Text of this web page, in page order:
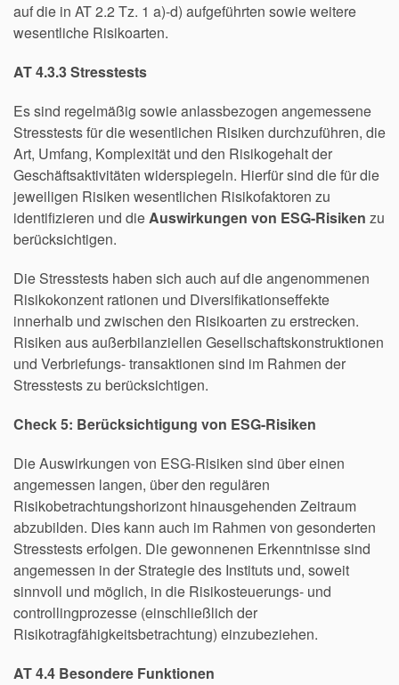
auf die in AT 2.2 Tz. 1 a)-d) aufgeführten sowie weitere
wesentliche Risikoarten.
AT 4.3.3 Stresstests
Es sind regelmäßig sowie anlassbezogen angemessene
Stresstests für die wesentlichen Risiken durchzuführen, die
Art, Umfang, Komplexität und den Risikogehalt der
Geschäftsaktivitäten widerspiegeln. Hierfür sind die für die
jeweiligen Risiken wesentlichen Risikofaktoren zu
identifizieren und dieAuswirkungen von ESG-Risiken zu
berücksichtigen.
Die Stresstests haben sich auch auf die angenommenen
Risikokonzent rationen und Diversifikationseffekte
innerhalb und zwischen den Risikoarten zu erstrecken.
Risiken aus außerbilanziellen Gesellschaftskonstruktionen
und Verbriefungs- transaktionen sind im Rahmen der
Stresstests zu berücksichtigen.
Check 5: Berücksichtigung von ESG-Risiken
Die Auswirkungen von ESG-Risiken sind über einen
angemessen langen, über den regulären
Risikobetrachtungshorizont hinausgehenden Zeitraum
abzubilden. Dies kann auch im Rahmen von gesonderten
Stresstests erfolgen. Die gewonnenen Erkenntnisse sind
angemessen in der Strategie des Instituts und, soweit
sinnvoll und möglich, in die Risikosteuerungs- und
controllingprozesse (einschließlich der
Risikotragfähigkeitsbetrachtung) einzubeziehen.
AT 4.4 Besondere Funktionen